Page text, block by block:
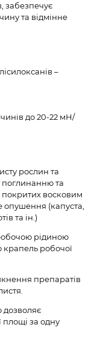
забезпечує
та відмінне
–
до 20-22 мН/
рослин та
та
восковим
опушення (капуста,
та ін.)
рідиною
робочої
препаратів
дозволяє
площі за одну